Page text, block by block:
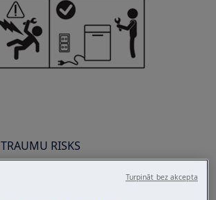
TRAUMU RISKS
Turpināt bez akcepta